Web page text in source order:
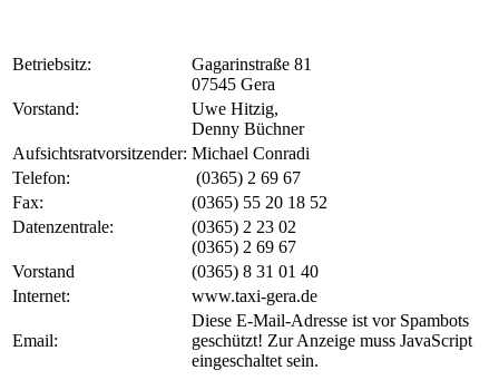
Betriebsitz:
Gagarinstraße 81
07545 Gera
Vorstand:
Uwe Hitzig,
Denny Büchner
Aufsichtsratvorsitzender: Michael Conradi
Telefon:
(0365) 2 69 67
Fax:
(0365) 55 20 18 52
Datenzentrale:
(0365) 2 23 02
(0365) 2 69 67
Vorstand
(0365) 8 31 01 40
Internet:
www.taxi-gera.de
Email:
Diese E-Mail-Adresse ist vor Spambots
geschützt! Zur Anzeige muss JavaScript
eingeschaltet sein.